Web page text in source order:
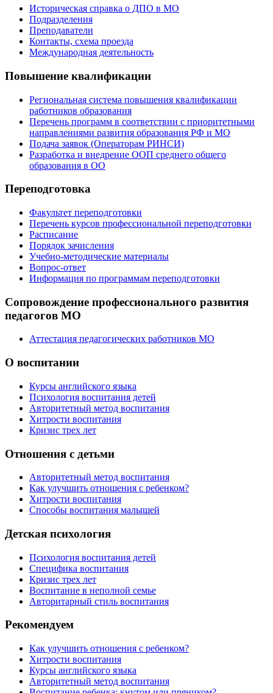
Историческая справка о ДПО в МО
Подразделения
Преподаватели
Контакты, схема проезда
Международная деятельность
Повышение квалификации
Региональная система повышения квалификации
работников образования
Перечень программ в соответствии с приоритетными
направлениями развития образования РФ и МО
Подача заявок (Операторам РИНСИ)
Разработка и внедрение ООП среднего общего
образования в ОО
Переподготовка
Факультет переподготовки
Перечень курсов профессиональной переподготовки
Расписание
Порядок зачисления
Учебно-методические материалы
Вопрос-ответ
Информация по программам переподготовки
Сопровождение профессионального развития
педагогов МО
Аттестация педагогических работников МО
О воспитании
Курсы английского языка
Психология воспитания детей
Авторитетный метод воспитания
Хитрости воспитания
Кризис трех лет
Отношения с детьми
Авторитетный метод воспитания
Как улучшить отношения с ребенком?
Хитрости воспитания
Способы воспитания малышей
Детская психология
Психология воспитания детей
Специфика воспитания
Кризис трех лет
Воспитание в неполной семье
Авторитарный стиль воспитания
Рекомендуем
Как улучшить отношения с ребенком?
Хитрости воспитания
Курсы английского языка
Авторитетный метод воспитания